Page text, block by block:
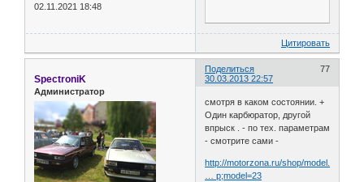
02.11.2021 18:48
Цитировать
Поделиться
77
30.03.2013 22:57
SpectroniK
Администратор
смотря в каком состоянии. +
Один карбюратор, другой
впрыск . - по тех. параметрам
- смотрите сами -
http://motorzona.ru/shop/model.audi/par
… p;model=23